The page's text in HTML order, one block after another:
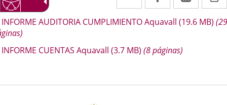
a
una
aplicación
externa.
a
una
aplicación
externa.
a
una
INFORME AUDITORIA CUMPLIMIENTO Aquavall (19.6 MB) (29
INFORME CUENTAS Aquavall (3.7 MB) (8 páginas)